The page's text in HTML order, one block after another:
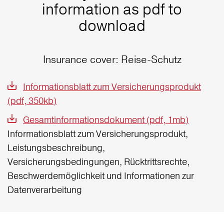
information as pdf to
download
Insurance cover: Reise-Schutz
Informationsblatt zum Versicherungsprodukt
(pdf, 350kb)
Gesamtinformationsdokument (pdf, 1mb)
Informationsblatt zum Versicherungsprodukt,
Leistungsbeschreibung,
Versicherungsbedingungen, Rücktrittsrechte,
Beschwerdemöglichkeit und Informationen zur
Datenverarbeitung